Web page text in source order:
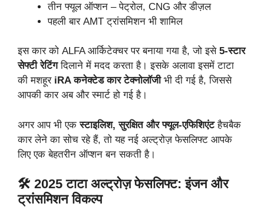
तीन फ्यूल ऑप्शन – पेट्रोल, CNG और डीज़ल
पहली बार AMT ट्रांसमिशन भी शामिल
इस कार को ALFA आर्किटेक्चर पर बनाया गया है, जो इसे 5-स्टार
सेफ्टी रेटिंगदिलाने में मदद करता है। इसके अलावा इसमें टाटा
की मशहूर iRA कनेक्टेड कार टेक्नोलॉजीभी दी गई है, जिससे
आपकी कार अब और स्मार्ट हो गई है।
अगर आप भी एकस्टाइलिश, सुरक्षित और फ्यूल-एफिशिएंटहैचबैक
कार लेने का सोच रहे हैं, तो यह नई अल्ट्रोज़ फेसलिफ्ट आपके
लिए एक बेहतरीन ऑप्शन बन सकती है।
🛠️ 2025 टाटा अल्ट्रोज़ फेसलिफ्ट: इंजन और
ट्रांसमिशन विकल्प